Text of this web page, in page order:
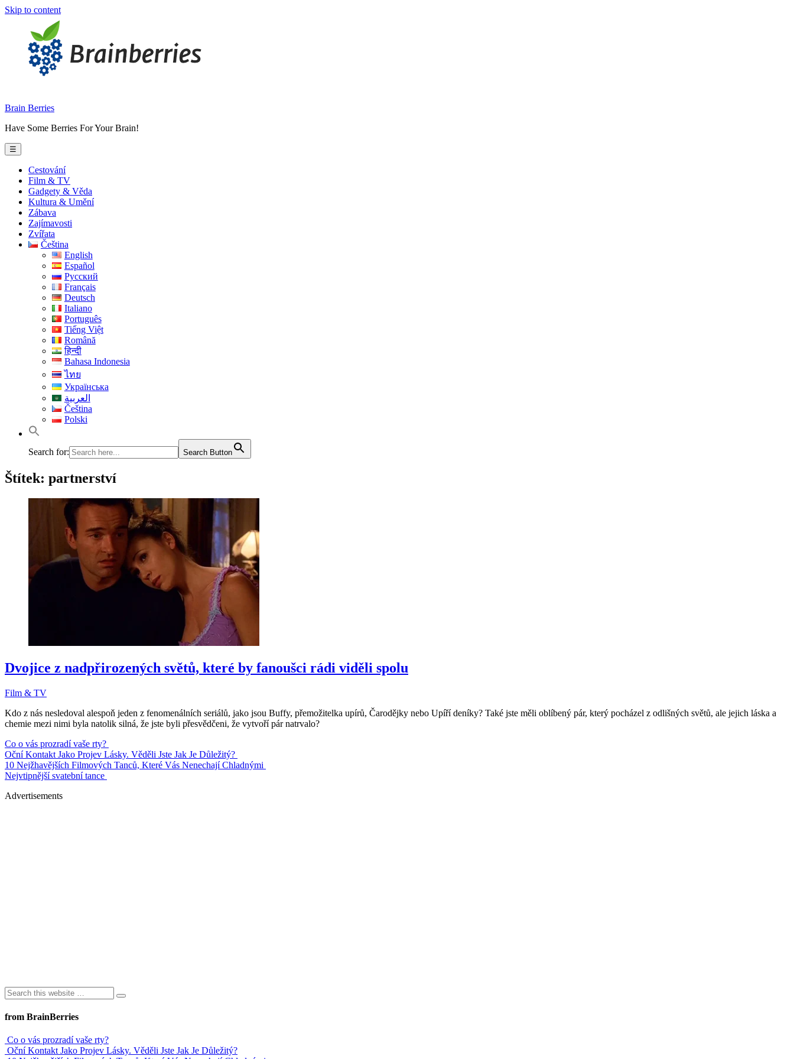
Skip to content
Brain Berries
Have Some Berries For Your Brain!
☰
Cestování
Film & TV
Gadgety & Věda
Kultura & Umění
Zábava
Zajímavosti
Zvířata
Čeština
English
Español
Русский
Français
Deutsch
Italiano
Português
Tiếng Việt
Română
हिन्दी
Bahasa Indonesia
ไทย
Українська
العربية
Čeština
Polski
Search for: Search Button
Štítek: partnerství
Dvojice z nadpřirozených světů, které by fanoušci rádi viděli spolu
Film & TV
Kdo z nás nesledoval alespoň jeden z fenomenálních seriálů, jako jsou Buffy, přemožitelka upírů, Čarodějky nebo Upíří deníky? Také jste měli oblíbený pár, který pocházel z odlišných světů, ale jejich láska a
chemie mezi nimi byla natolik silná, že jste byli přesvědčeni, že vytvoří pár natrvalo?
Co o vás prozradí vaše rty?
Oční Kontakt Jako Projev Lásky. Věděli Jste Jak Je Důležitý?
10 Nejžhavějších Filmových Tanců, Které Vás Nenechají Chladnými
Nejvtipnější svatební tance
Advertisements
from BrainBerries
Co o vás prozradí vaše rty?
Oční Kontakt Jako Projev Lásky. Věděli Jste Jak Je Důležitý?